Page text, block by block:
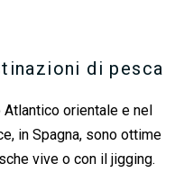
di pesca
orientale e nel
in Spagna, sono ottime
vive o con il jigging.